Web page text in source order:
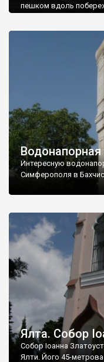
пешком вдоль
Интересную
Симферополя в
Ялта. Собор
Собор Іоанна
Ялти. Його 45-метрова